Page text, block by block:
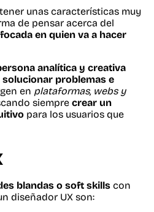
unas características muy
de pensar acerca del
en quien va a hacer
analítica y creativa
solucionar problemas e
en plataformas, webs y
siempre crear un
para los usuarios que
blandas o soft skills con
diseñador UX son: